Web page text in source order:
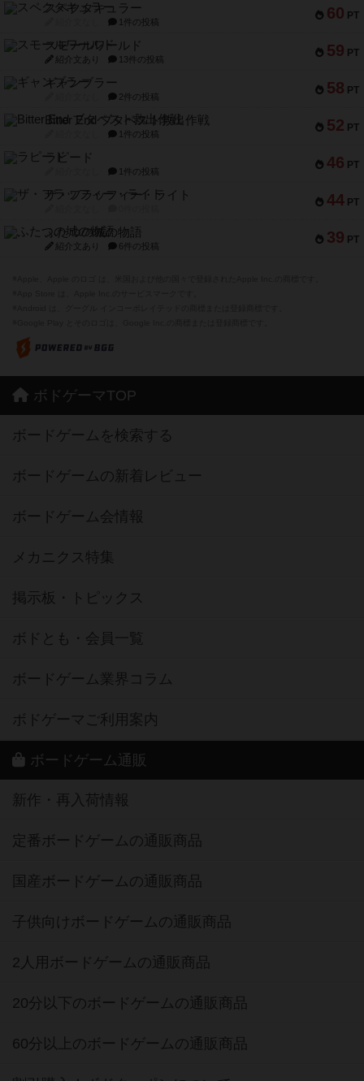
60 PT
スペクタキュラー
1件の投稿
59 PT
スモールワールド
紹介文あり 13件の投稿
58 PT
ギャンブラー
2件の投稿
52 PT
Bitter End ブタペスト救出作戦
1件の投稿
46 PT
ラピード
1件の投稿
44 PT
ザ・フラッフィー・ライト
39 PT
ふたつの城の物語
紹介文あり 6件の投稿
ボドゲーマTOP
ボードゲームを検索する
ボードゲームの新着レビュー
ボードゲーム会情報
メカニクス特集
掲示板・トピックス
ボドとも・会員一覧
ボードゲーム業界コラム
ボドゲーマご利用案内
ボードゲーム通販
新作・再入荷情報
定番ボードゲームの通販商品
国産ボードゲームの通販商品
子供向けボードゲームの通販商品
2人用ボードゲームの通販商品
20分以下のボードゲームの通販商品
60分以上のボードゲームの通販商品